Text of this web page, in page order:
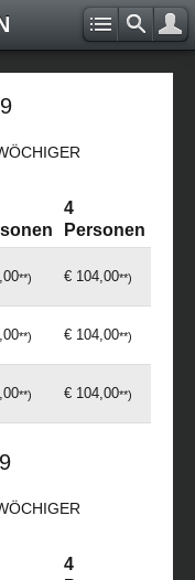
4
Personen
**) € 104,00**)
**) € 104,00**)
**) € 104,00**)
4